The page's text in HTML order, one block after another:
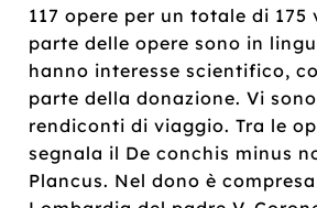
117 opere per un totale di 175
parte delle opere sono in
hanno interesse scientifico,
parte della donazione. Vi
rendiconti di viaggio. Tra le
segnala il De conchis minus
Plancus. Nel dono è